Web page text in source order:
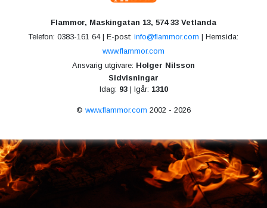
Flammor, Maskingatan 13, 574 33 Vetlanda
Telefon: 0383-161 64 | E-post: info@flammor.com | Hemsida:
www.flammor.com
Ansvarig utgivare: Holger Nilsson
Sidvisningar
Idag: 93| Igår: 1310
© www.flammor.com 2002 - 2026